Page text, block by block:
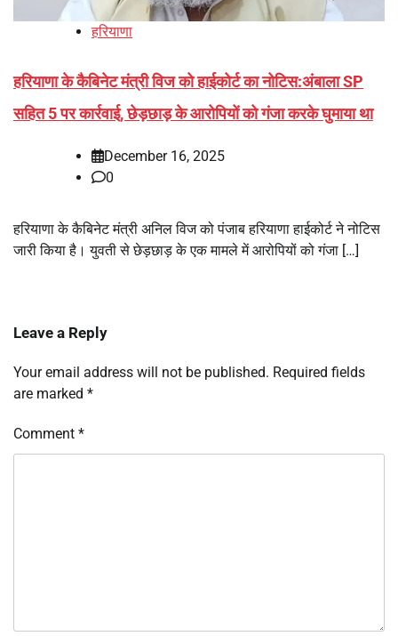
हरियाणा
हरियाणा के कैबिनेट मंत्री विज को हाईकोर्ट का नोटिस:अंबाला SP
सहित 5 पर कार्रवाई, छेड़छाड़ के आरोपियों को गंजा करके घुमाया था
December 16, 2025
0
हरियाणा के कैबिनेट मंत्री अनिल विज को पंजाब हरियाणा हाईकोर्ट ने नोटिस
जारी किया है। युवती से छेड़छाड़ के एक मामले में आरोपियों को गंजा […]
Leave a Reply
Your email address will not be published. Required fields
are marked *
Comment *